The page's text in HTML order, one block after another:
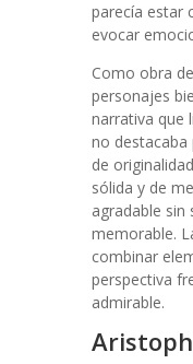
parecía estar
evocar
Como obra
personajes
narrativa que
no
de
sólida y de
agradable sin
memorable.
combinar
perspectiva
admirable.